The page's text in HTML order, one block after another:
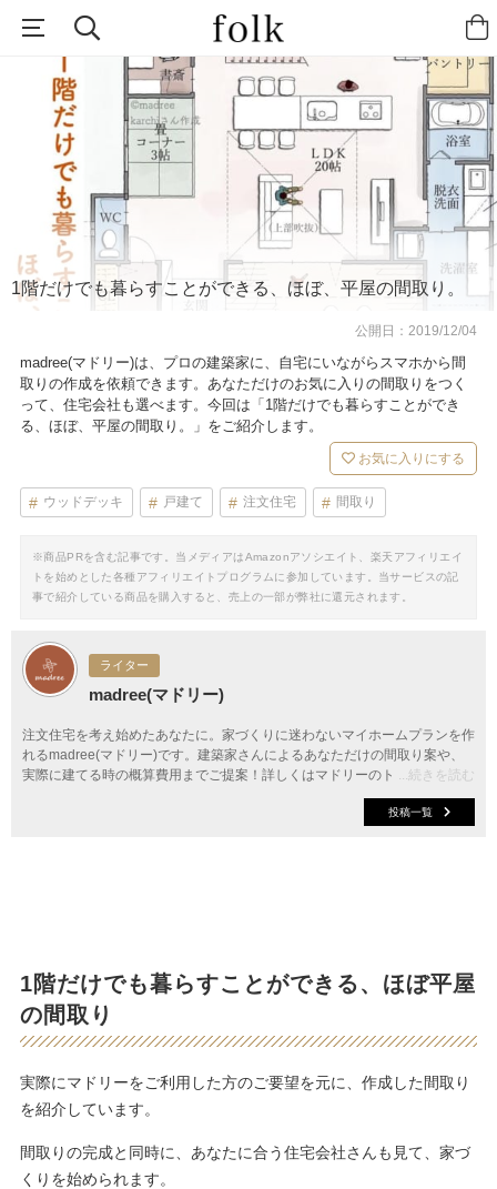
1階だけでも暮らすことができる、ほぼ、平屋の間取り。
公開日：2019/12/04
madree(マドリー)は、プロの建築家に、自宅にいながらスマホから間
取りの作成を依頼できます。あなただけのお気に入りの間取りをつく
って、住宅会社も選べます。今回は「1階だけでも暮らすことができ
る、ほぼ、平屋の間取り。」をご紹介します。
お気に入りにする
ウッドデッキ 戸建て 注文住宅 間取り
※商品PRを含む記事です。当メディアはAmazonアソシエイト、楽天アフィリエイ
トを始めとした各種アフィリエイトプログラムに参加しています。当サービスの記
事で紹介している商品を購入すると、売上の一部が弊社に還元されます。
ライター
madree(マドリー)
...続きを読む
注文住宅を考え始めたあなたに。家づくりに迷わないマイホームプランを作
れるmadree(マドリー)です。建築家さんによるあなただけの間取り案や、
実際に建てる時の概算費用までご提案！詳しくはマドリーのトップページか
投稿一覧
1階だけでも暮らすことができる、ほぼ平屋
の間取り
実際にマドリーをご利用した方のご要望を元に、作成した間取り
を紹介しています。
間取りの完成と同時に、あなたに合う住宅会社さんも見て、家づ
くりを始められます。